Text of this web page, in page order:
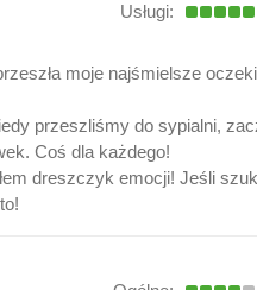
Usługi:
moje najśmielsze
przeszliśmy do sypialni,
Coś dla każdego!
dreszczyk emocji! Jeśli